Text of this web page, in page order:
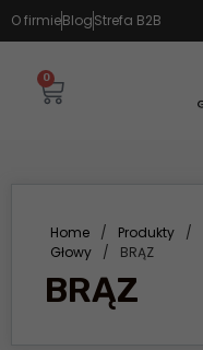
O firmieBlogStrefa B2B
0
Home / Produkty /
Głowy
/ BRĄZ
BRĄZ